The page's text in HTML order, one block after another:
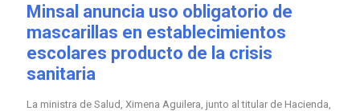
Minsal anuncia uso obligatorio de
mascarillas en establecimientos
escolares producto de la crisis
sanitaria
La ministra de Salud, Ximena Aguilera, junto al titular de Hacienda,